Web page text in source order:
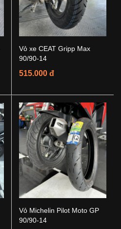
Vỏ xe CEAT Gripp Max
90/90-14
515.000 đ
Vỏ Michelin Pilot Moto GP
90/90-14